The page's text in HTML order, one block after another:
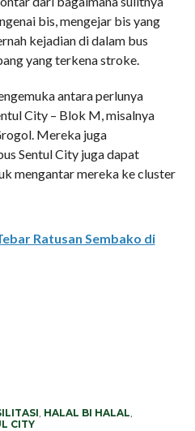
bis, mengejar bis yang
kejadian di dalam bus
yang terkena stroke.
antara perlunya
City – Blok M, misalnya
Mereka juga
Sentul City juga dapat
mengantar mereka ke cluster
Ratusan Sembako di
HALAL BI HALAL
CITY